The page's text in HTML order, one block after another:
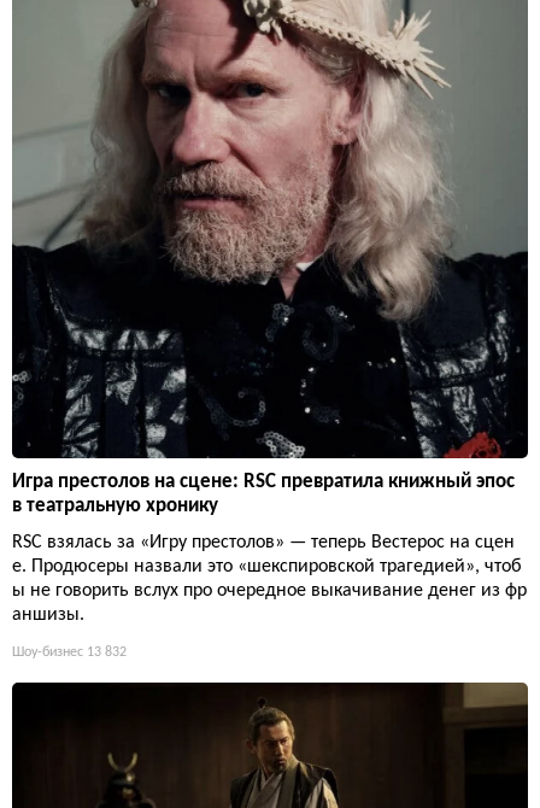
Игра престолов на сцене: RSC превратила книжный эпос
в театральную хронику
RSC взялась за «Игру престолов» — теперь Вестерос на сцен
е. Продюсеры назвали это «шекспировской трагедией», чтоб
ы не говорить вслух про очередное выкачивание денег из фр
аншизы.
Шоу-бизнес 13 832